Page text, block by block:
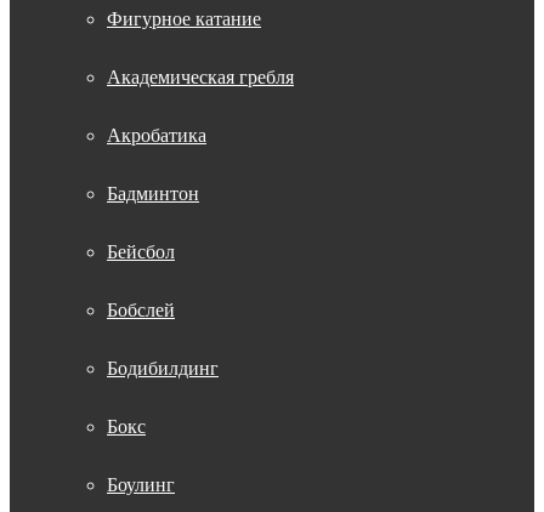
Фигурное катание
Академическая гребля
Акробатика
Бадминтон
Бейсбол
Бобслей
Бодибилдинг
Бокс
Боулинг